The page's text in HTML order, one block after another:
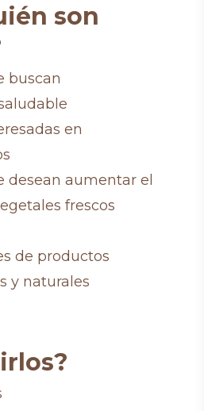
son
buscan
en
desean aumentar el
frescos
de productos
y naturales